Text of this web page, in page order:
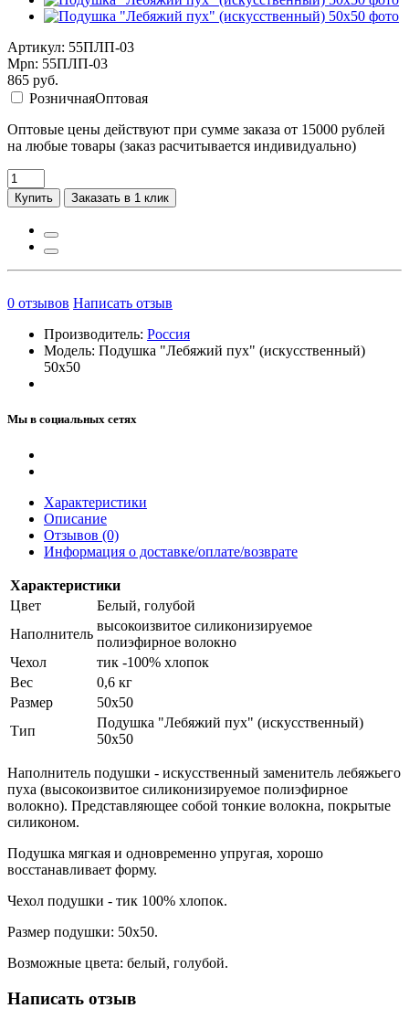
Артикул: 55ПЛП-03
Mpn: 55ПЛП-03
865 руб.
РозничнаяОптовая
Оптовые цены действуют при сумме заказа от 15000 рублей
на любые товары (заказ расчитывается индивидуально)
Купить Заказать в 1 клик
0 отзывов Написать отзыв
Производитель: Россия
Модель: Подушка "Лебяжий пух" (искусственный)
50х50
Мы в социальных сетях
Характеристики
Описание
Отзывов (0)
Информация о доставке/оплате/возврате
Характеристики
Цвет
Белый, голубой
Наполнитель
высокоизвитое силиконизируемое
полиэфирное волокно
Чехол
тик -100% хлопок
Вес
0,6 кг
Размер
50х50
Тип
Подушка "Лебяжий пух" (искусственный)
50х50
Наполнитель подушки - искусственный заменитель лебяжьего
пуха (высокоизвитое силиконизируемое полиэфирное
волокно). Представляющее собой тонкие волокна, покрытые
силиконом.
Подушка мягкая и одновременно упругая, хорошо
восстанавливает форму.
Чехол подушки - тик 100% хлопок.
Размер подушки: 50х50.
Возможные цвета: белый, голубой.
Написать отзыв